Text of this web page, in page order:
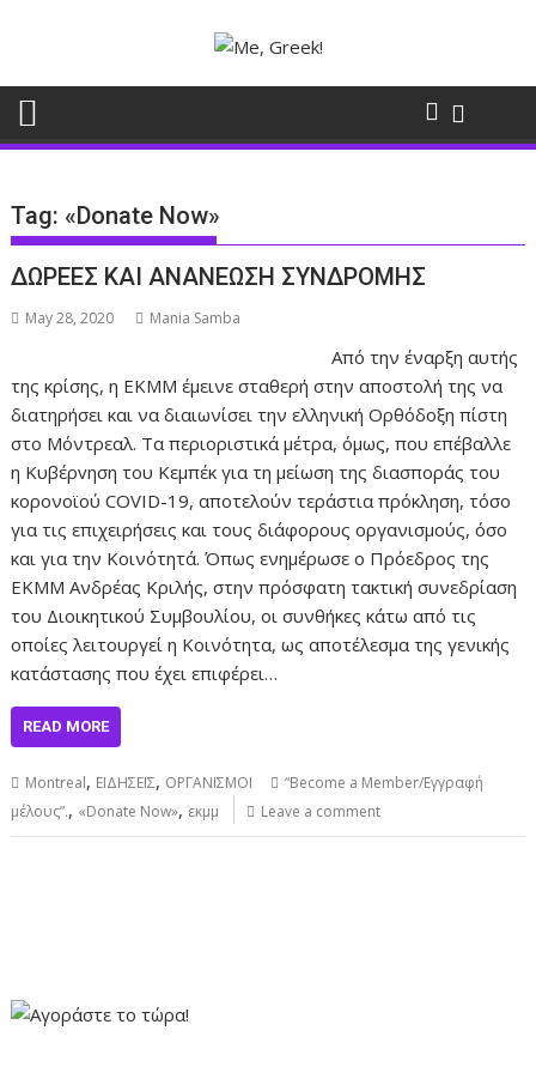
Tag: «Donate Now»
ΔΩΡΕΕΣ ΚΑΙ ΑΝΑΝΕΩΣΗ ΣΥΝΔΡΟΜΗΣ
May 28, 2020 Mania Samba
Από την έναρξη αυτής
της κρίσης, η ΕΚΜΜ έμεινε σταθερή στην αποστολή της να
διατηρήσει και να διαιωνίσει την ελληνική Ορθόδοξη πίστη
στο Μόντρεαλ. Τα περιοριστικά μέτρα, όμως, που επέβαλλε
η Κυβέρvηση του Κεμπέκ για τη μείωση της διασποράς του
κορονοϊού COVID-19, αποτελούν τεράστια πρόκληση, τόσο
για τις επιχειρήσεις και τους διάφορους οργανισμούς, όσο
και για την Κοινότητά. Όπως ενημέρωσε ο Πρόεδρος της
ΕΚΜΜ Ανδρέας Κριλής, στην πρόσφατη τακτική συνεδρίαση
του Διοικητικού Συμβουλίου, οι συνθήκες κάτω από τις
οποίες λειτουργεί η Κοινότητα, ως αποτέλεσμα της γενικής
κατάστασης που έχει επιφέρει…
READ MORE
Montreal, ΕΙΔΗΣΕΙΣ, ΟΡΓΑΝΙΣΜΟΙ
“Become a Member/Εγγραφή
μέλους”., «Donate Now», εκμμ Leave a comment